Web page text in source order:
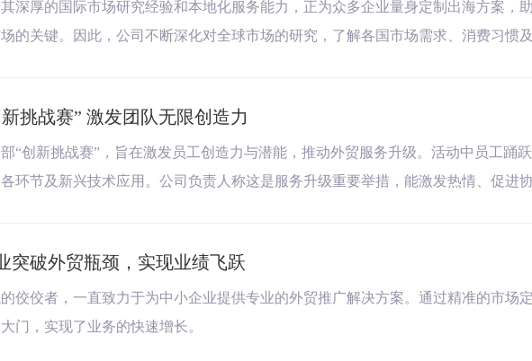
深厚的国际市场研究经验和本地化服务能力，正为众多企业量身定制出海方案，
的关键。因此，公司不断深化对全球市场的研究，了解各国市场需求、消费习惯
挑战赛” 激发团队无限创造力
“创新挑战赛”，旨在激发员工创造力与潜能，推动外贸服务升级。活动中员工踊
环节及新兴技术应用。公司负责人称这是服务升级重要举措，能激发热情、促进
突破外贸瓶颈，实现业绩飞跃
佼佼者，一直致力于为中小企业提供专业的外贸推广解决方案。通过精准的市场
门，实现了业务的快速增长。